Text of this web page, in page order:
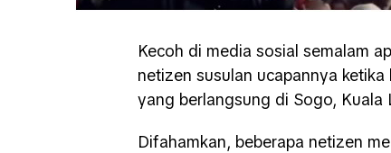
Kecoh di media sosial semalam
netizen susulan ucapannya
yang berlangsung di Sogo, Kuala
Difahamkan, beberapa netizen